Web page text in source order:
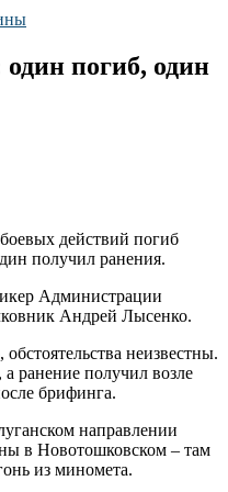
погиб, один
действий погиб
получил ранения.
Администрации
Андрей Лысенко.
неизвестны.
ранение получил возле
брифинга.
направлении
в Новотошковском – там
из миномета.